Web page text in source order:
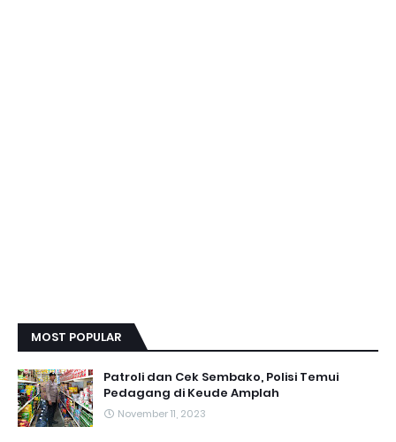
MOST POPULAR
Patroli dan Cek Sembako, Polisi Temui
Pedagang di Keude Amplah
November 11, 2023